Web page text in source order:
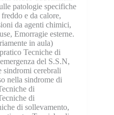
patologie specifiche
e da calore,
da agenti chimici,
Emorragie esterne.
in aula)
Tecniche di
del S.S.N,
sindromi cerebrali
nella sindrome di
di
di
di sollevamento,